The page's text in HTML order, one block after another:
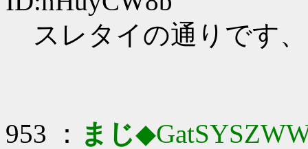
スレタイの通りです
953 ： まじ